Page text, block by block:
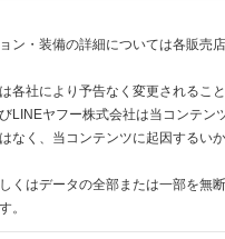
ン・装備の詳細については各販売
各社により予告なく変更されるこ
LINEヤフー株式会社は当コンテン
なく、当コンテンツに起因するい
くはデータの全部または一部を無
。